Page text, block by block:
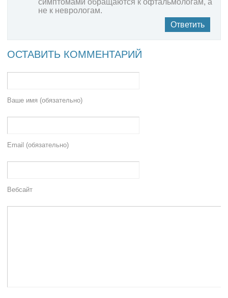
симптомами обращаются к офтальмологам, а
не к неврологам.
Ответить
ОСТАВИТЬ КОММЕНТАРИЙ
Ваше имя (обязательно)
Email (обязательно)
Вебсайт